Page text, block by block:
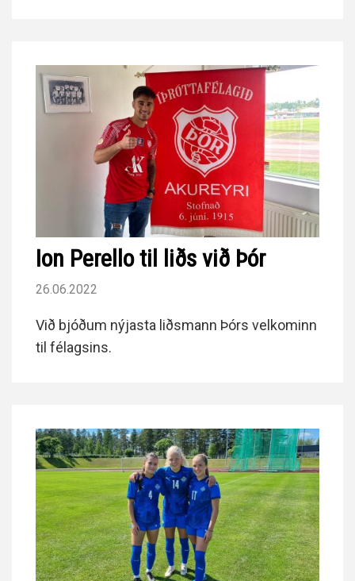
Ion Perello til liðs við Þór
26.06.2022
Við bjóðum nýjasta liðsmann Þórs velkominn
til félagsins.